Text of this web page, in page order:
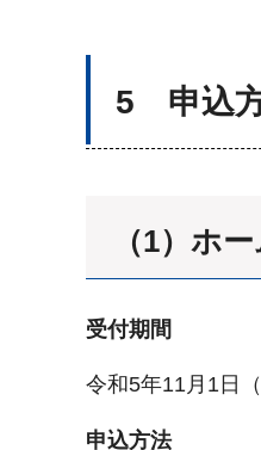
5 申込
（1）ホ
受付期間
令和5年11月1日
申込方法